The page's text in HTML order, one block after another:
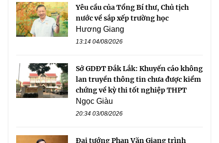
Yêu cầu của Tổng Bí thư, Chủ tịch
nước về sắp xếp trường học
Hương Giang
13:14 04/08/2026
Sở GDĐT Đắk Lắk: Khuyến cáo không
lan truyền thông tin chưa được kiểm
chứng về kỳ thi tốt nghiệp THPT
Ngọc Giàu
20:34 03/08/2026
Đại tướng Phan Văn Giang trình